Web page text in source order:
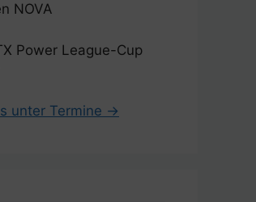
NOVA
Power League-Cup
unter Termine →